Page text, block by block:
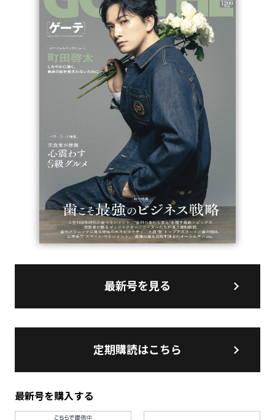
最新号を見る
定期購読はこちら
最新号を購入する